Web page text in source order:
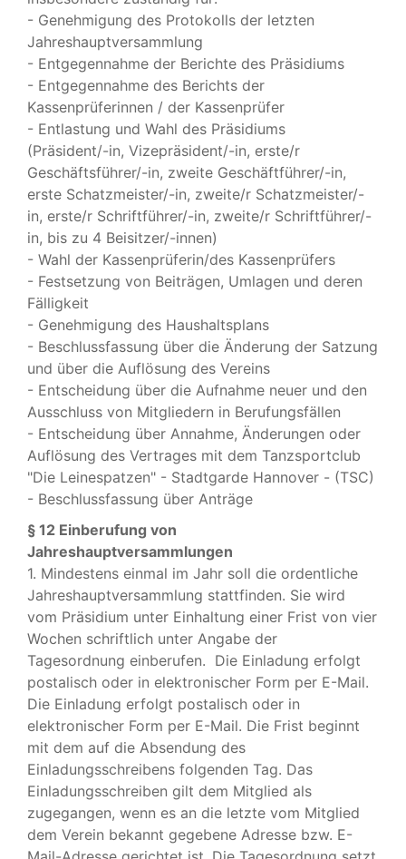
- Genehmigung des Protokolls der letzten
Jahreshauptversammlung
- Entgegennahme der Berichte des Präsidiums
- Entgegennahme des Berichts der
Kassenprüferinnen / der Kassenprüfer
- Entlastung und Wahl des Präsidiums
(Präsident/-in, Vizepräsident/-in, erste/r
Geschäftsführer/-in, zweite Geschäftführer/-in,
erste Schatzmeister/-in, zweite/r Schatzmeister/-
in, erste/r Schriftführer/-in, zweite/r Schriftführer/-
in, bis zu 4 Beisitzer/-innen)
- Wahl der Kassenprüferin/des Kassenprüfers
- Festsetzung von Beiträgen, Umlagen und deren
Fälligkeit
- Genehmigung des Haushaltsplans
- Beschlussfassung über die Änderung der Satzung
und über die Auflösung des Vereins
- Entscheidung über die Aufnahme neuer und den
Ausschluss von Mitgliedern in Berufungsfällen
- Entscheidung über Annahme, Änderungen oder
Auflösung des Vertrages mit dem Tanzsportclub
"Die Leinespatzen" - Stadtgarde Hannover - (TSC)
- Beschlussfassung über Anträge
§ 12 Einberufung von
Jahreshauptversammlungen
1. Mindestens einmal im Jahr soll die ordentliche
Jahreshauptversammlung stattfinden. Sie wird
vom Präsidium unter Einhaltung einer Frist von vier
Wochen schriftlich unter Angabe der
Tagesordnung einberufen. Die Einladung erfolgt
postalisch oder in elektronischer Form per E-Mail.
Die Einladung erfolgt postalisch oder in
elektronischer Form per E-Mail. Die Frist beginnt
mit dem auf die Absendung des
Einladungsschreibens folgenden Tag. Das
Einladungsschreiben gilt dem Mitglied als
zugegangen, wenn es an die letzte vom Mitglied
dem Verein bekannt gegebene Adresse bzw. E-